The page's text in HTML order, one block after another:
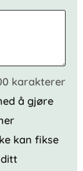
karakterer
å gjøre
kan fikse